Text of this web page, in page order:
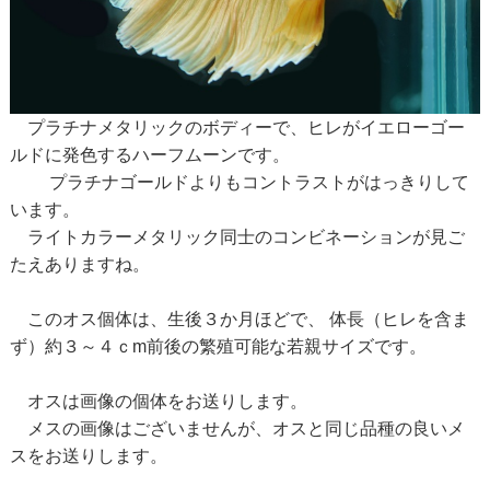
プラチナメタリックのボディーで、ヒレがイエローゴー
ルドに発色するハーフムーンです。
プラチナゴールドよりもコントラストがはっきりして
います。
ライトカラーメタリック同士のコンビネーションが見ご
たえありますね。
このオス個体は、生後３か月ほどで、 体長（ヒレを含ま
ず）約３～４ｃm前後の繁殖可能な若親サイズです。
オスは画像の個体をお送りします。
メスの画像はございませんが、オスと同じ品種の良いメ
スをお送りします。